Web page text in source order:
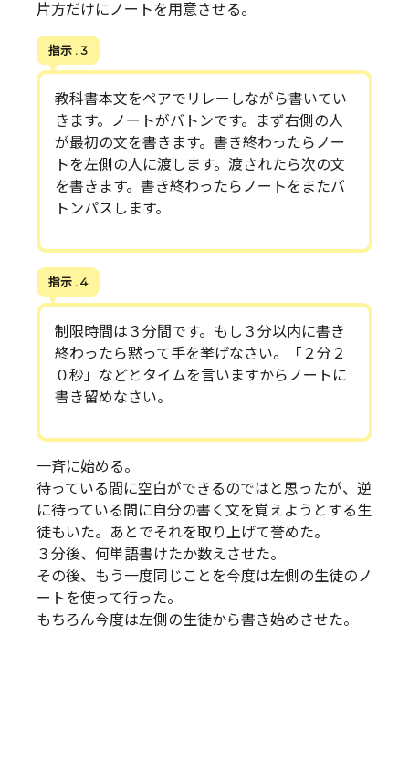
片方だけにノートを用意させる。
指示 . 3
教科書本文をペアでリレーしながら書いてい
きます。ノートがバトンです。まず右側の人
が最初の文を書きます。書き終わったらノー
トを左側の人に渡します。渡されたら次の文
を書きます。書き終わったらノートをまたバ
トンパスします。
指示 . 4
制限時間は３分間です。もし３分以内に書き
終わったら黙って手を挙げなさい。「２分２
０秒」などとタイムを言いますからノートに
書き留めなさい。
一斉に始める。
待っている間に空白ができるのではと思ったが、逆
に待っている間に自分の書く文を覚えようとする生
徒もいた。あとでそれを取り上げて誉めた。
３分後、何単語書けたか数えさせた。
その後、もう一度同じことを今度は左側の生徒のノ
ートを使って行った。
もちろん今度は左側の生徒から書き始めさせた。